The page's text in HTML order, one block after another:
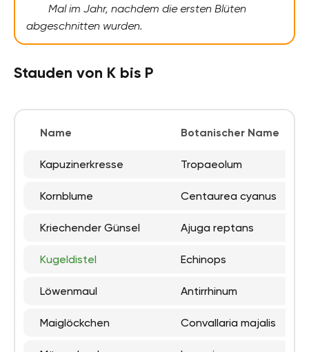
Mal im Jahr, nachdem die ersten Blüten
abgeschnitten wurden.
Stauden von K bis P
Name Botanischer Name
Kapuzinerkresse Tropaeolum
Kornblume Centaurea cyanus
Kriechender Günsel Ajuga reptans
Kugeldistel Echinops
Löwenmaul Antirrhinum
Maiglöckchen Convallaria majalis